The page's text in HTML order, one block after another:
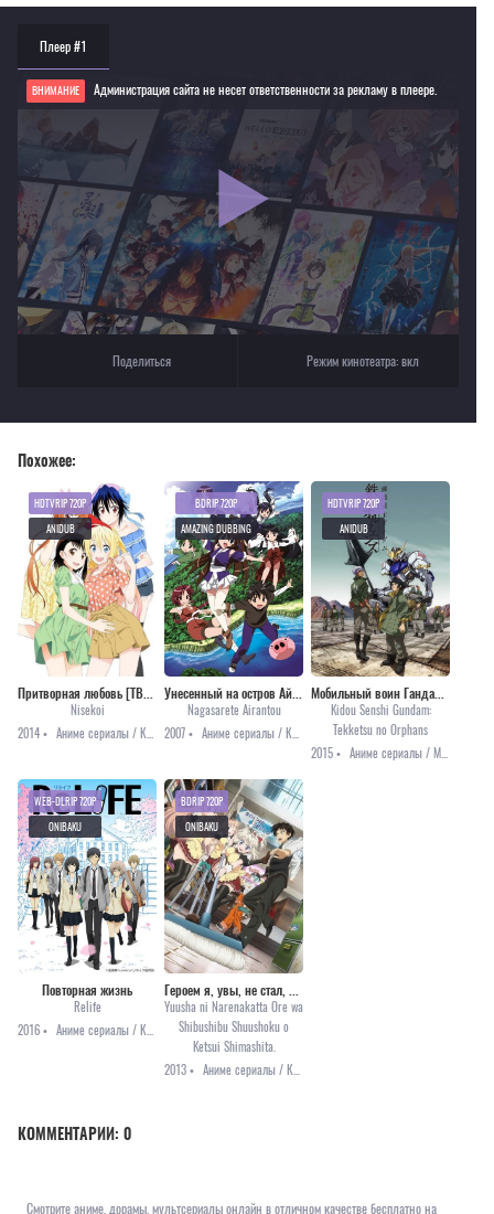
Плеер #1
ВНИМАНИЕ Администрация сайта не несет ответственности за рекламу в плеере.
Если видео не работает, обновите страницу или выберите другой плеер!
Для просмотра некоторых аниме необходимо установить VPN
Текущее воспроизведение：Любовь похожа на прошедший дождь
Поделиться Режим кинотеатра:вкл
Похожее:
Nisekoi
2014 •
HDTVRIP 720P
ANIDUB
Nagasarete Airantou
2007 •
BDRIP 720P
AMAZING DUBBING
Kidou Senshi Gundam:
Tekketsu no Orphans
2015 •
HDTVRIP 720P
ANIDUB
Повторная жизнь
Relife
2016 •
Аниме сериалы / Комедия / Повседневность / Романтика
WEB-DLRIP 720P
ONIBAKU
Героем я, увы, не стал, зато работу подыскал
Yuusha ni Narenakatta Ore wa
Shibushibu Shuushoku o
Ketsui Shimashita.
2013 •
Аниме сериалы / Комедия / Романтика / Этти
BDRIP 720P
ONIBAKU
КОММЕНТАРИИ: 0
Смотрите аниме, дорамы, мультсериалы онлайн в отличном качестве бесплатно на